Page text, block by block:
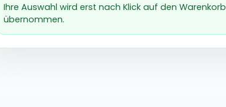
Ihre Auswahl wird erst nach Klick auf den Warenkorb
übernommen.